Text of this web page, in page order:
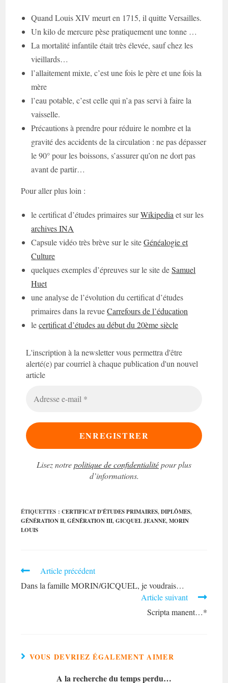
Quand Louis XIV meurt en 1715, il quitte Versailles.
Un kilo de mercure pèse pratiquement une tonne …
La mortalité infantile était très élevée, sauf chez les
vieillards…
l’allaitement mixte, c’est une fois le père et une fois la
mère
l’eau potable, c’est celle qui n’a pas servi à faire la
vaisselle.
Précautions à prendre pour réduire le nombre et la
gravité des accidents de la circulation : ne pas dépasser
le 90° pour les boissons, s’assurer qu’on ne dort pas
avant de partir…
Pour aller plus loin :
le certificat d’études primaires surWikipediaet sur les
archives INA
Capsule vidéo très brève sur le siteGénéalogie et
Culture
quelques exemples d’épreuves sur le site deSamuel
Huet
une analyse de l’évolution du certificat d’études
primaires dans la revueCarrefours de l’éducation
lecertificat d’études au début du 20ème siècle
L'inscription à la newsletter vous permettra d'être
alerté(e) par courriel à chaque publication d'un nouvel
article
Lisez notrepolitique de confidentialitépour plus
d’informations.
ÉTIQUETTES :CERTIFICAT D'ÉTUDES PRIMAIRES, DIPLÔMES,
GÉNÉRATION II, GÉNÉRATION III, GICQUEL JEANNE, MORIN
LOUIS
Read
articles
Article précédent
Dans la famille MORIN/GICQUEL, je voudrais…
Article suivant
Scripta manent…*
VOUS DEVRIEZ ÉGALEMENT AIMER
A la recherche du temps perdu…